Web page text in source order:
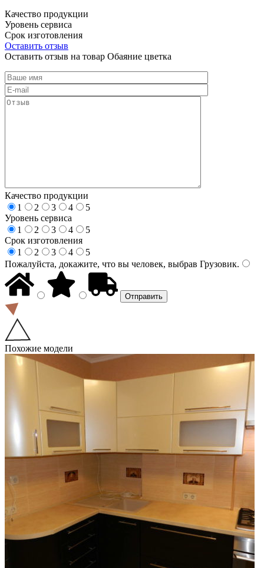
Качество продукции
Уровень сервиса
Срок изготовления
Оставить отзыв
Оставить отзыв на товар Обаяние цветка
Качество продукции
1
2 3 4
5
Уровень сервиса
1
2 3 4
5
Срок изготовления
1
2 3 4
5
Пожалуйста, докажите, что вы человек, выбрав Грузовик.
Похожие модели